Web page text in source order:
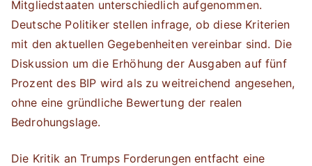
Mitgliedstaaten unterschiedlich aufgenommen.
Deutsche Politiker stellen infrage, ob diese Kriterien
mit den aktuellen Gegebenheiten vereinbar sind. Die
Diskussion um die Erhöhung der Ausgaben auf fünf
Prozent des BIP wird als zu weitreichend angesehen,
ohne eine gründliche Bewertung der realen
Bedrohungslage.
Die Kritik an Trumps Forderungen entfacht eine